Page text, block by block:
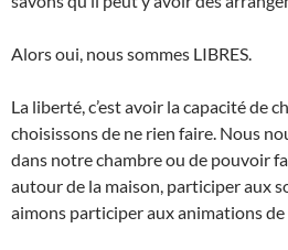
Alors oui, nous sommes LIBRES.
La liberté, c’est avoir la capacité de
choisissons de ne rien faire. Nous
dans notre chambre ou de pouvoir
autour de la maison, participer aux
aimons participer aux animations